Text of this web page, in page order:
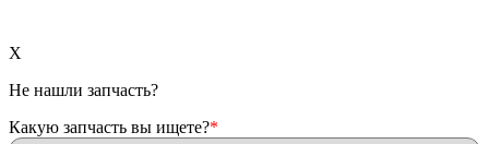
X
Не нашли запчасть?
Какую запчасть вы ищете?*